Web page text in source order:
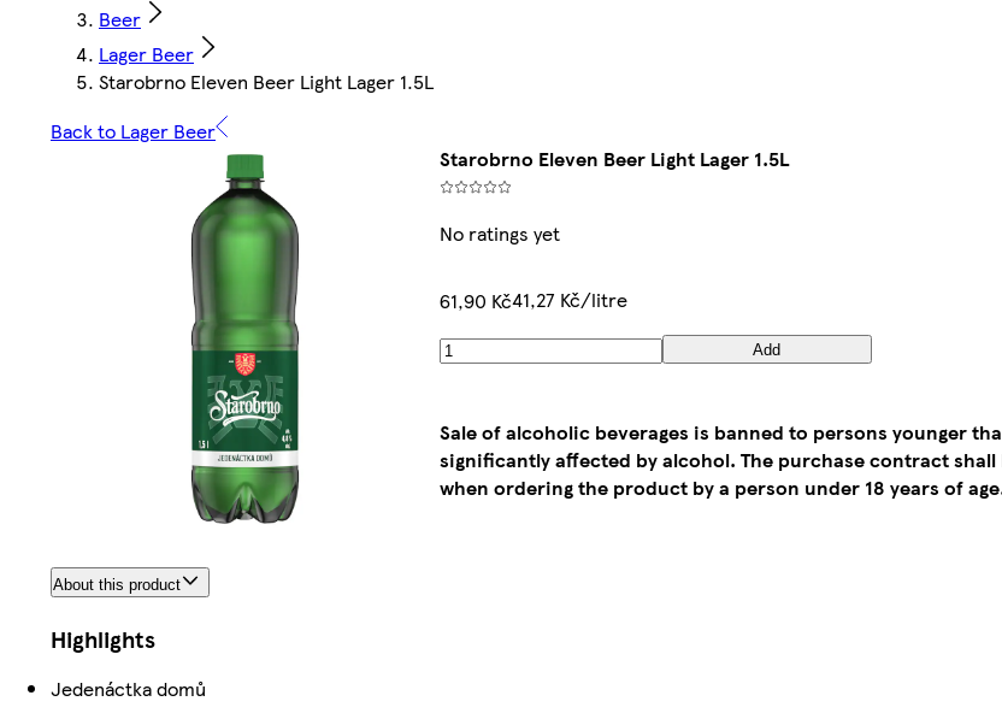
Beer
Lager Beer
Starobrno Eleven Beer Light Lager 1.5L
Back to Lager Beer
Starobrno Eleven Beer Light Lager 1.5L
No ratings yet
61,90 Kč41,27 Kč/litre
Add
Sale of alcoholic beverages is banned to persons younger
significantly affected by alcohol. The purchase contract
when ordering the product by a person under 18 years of
About this product
Highlights
Jedenáctka domů